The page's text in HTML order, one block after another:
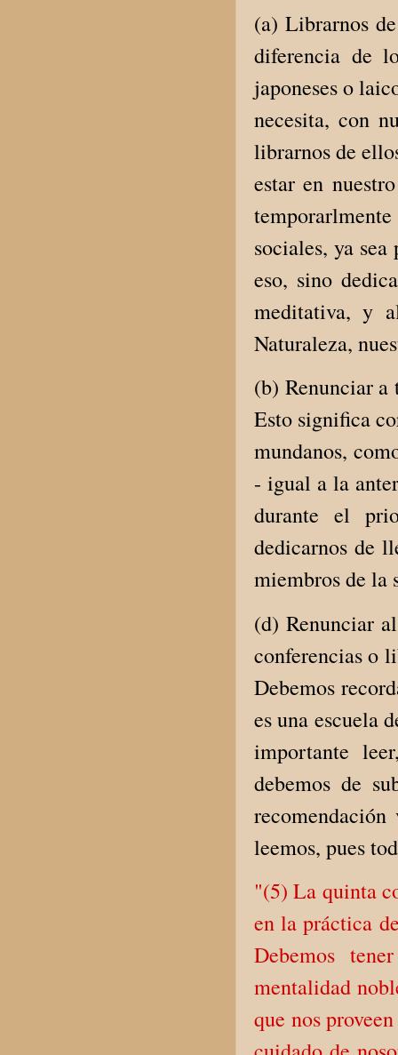
(a) Librarnos
diferencia de
japoneses o
necesita, con
librarnos de
estar en
sociales, ya
eso, sino
meditativa, y
Naturaleza,
(b) Renunciar a
Esto significa
mundanos,
- igual a la
durante el
dedicarnos de
miembros de la
(d) Renunciar
conferencias o
Debemos
es una escuela
importante
debemos de
leemos, pues
"(5) La quinta
en la práctica
Debemos
mentalidad
que nos